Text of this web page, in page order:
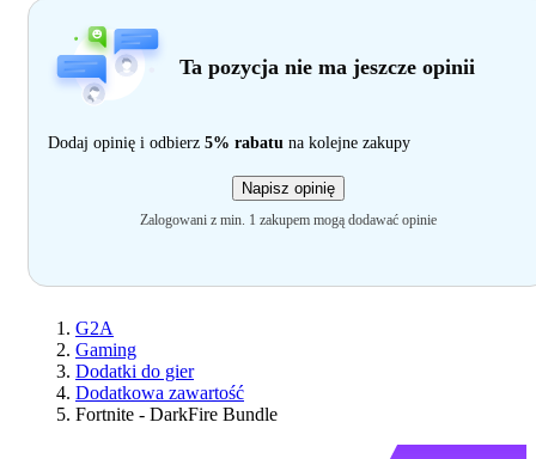
Ta pozycja nie ma jeszcze opinii
Dodaj opinię i odbierz 5% rabatu na kolejne zakupy
Napisz opinię
Zalogowani z min. 1 zakupem mogą dodawać opinie
G2A
Gaming
Dodatki do gier
Dodatkowa zawartość
Fortnite - DarkFire Bundle